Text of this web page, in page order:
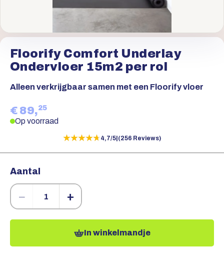
Floorify Comfort Underlay
Ondervloer 15m2 per rol
Alleen verkrijgbaar samen met een Floorify vloer
€ 89,25
Op voorraad
★★★★★
★★★★★4,7/5 (256 Reviews)
Aantal
− +
In winkelmandje